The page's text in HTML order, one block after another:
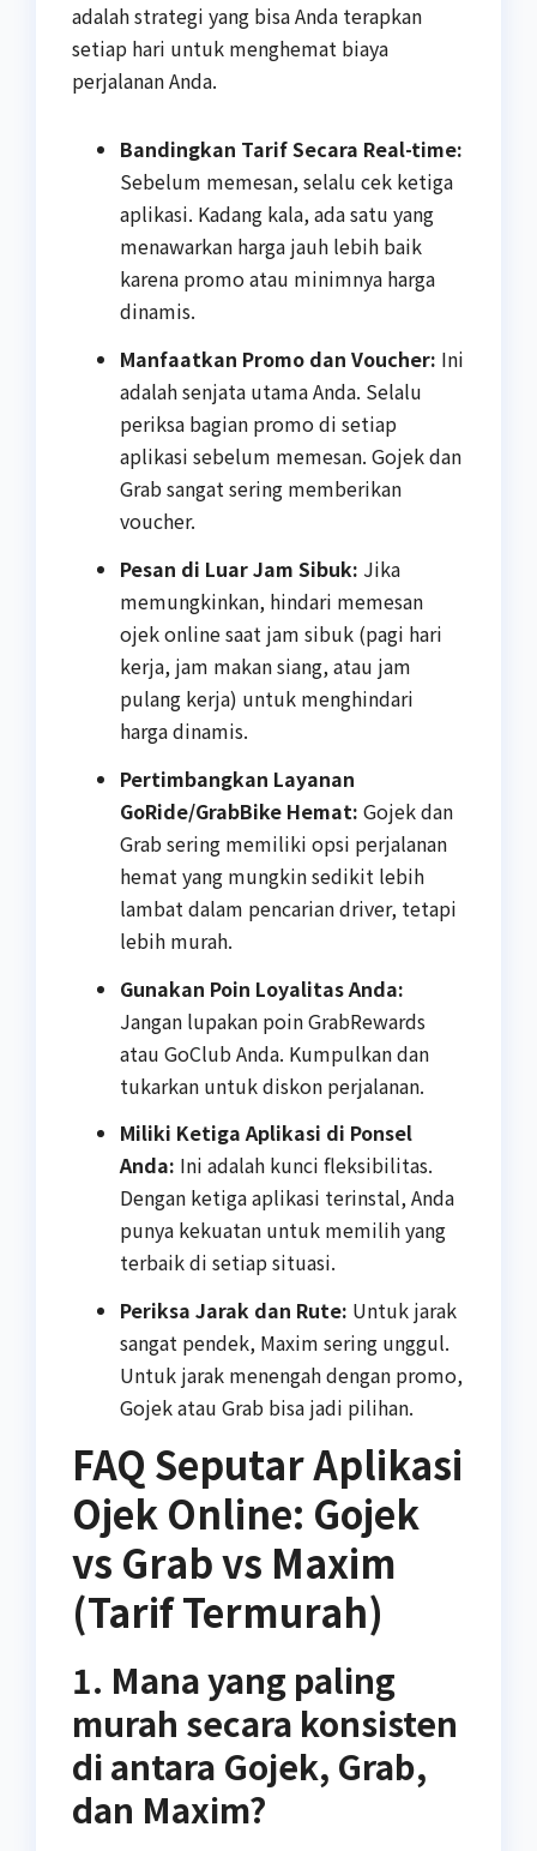
adalah strategi yang bisa Anda terapkan
setiap hari untuk menghemat biaya
perjalanan Anda.
Bandingkan Tarif Secara Real-time:
Sebelum memesan, selalu cek ketiga
aplikasi. Kadang kala, ada satu yang
menawarkan harga jauh lebih baik
karena promo atau minimnya harga
dinamis.
Manfaatkan Promo dan Voucher: Ini
adalah senjata utama Anda. Selalu
periksa bagian promo di setiap
aplikasi sebelum memesan. Gojek dan
Grab sangat sering memberikan
voucher.
Pesan di Luar Jam Sibuk: Jika
memungkinkan, hindari memesan
ojek online saat jam sibuk (pagi hari
kerja, jam makan siang, atau jam
pulang kerja) untuk menghindari
harga dinamis.
Pertimbangkan Layanan
GoRide/GrabBike Hemat: Gojek dan
Grab sering memiliki opsi perjalanan
hemat yang mungkin sedikit lebih
lambat dalam pencarian driver, tetapi
lebih murah.
Gunakan Poin Loyalitas Anda:
Jangan lupakan poin GrabRewards
atau GoClub Anda. Kumpulkan dan
tukarkan untuk diskon perjalanan.
Miliki Ketiga Aplikasi di Ponsel
Anda: Ini adalah kunci fleksibilitas.
Dengan ketiga aplikasi terinstal, Anda
punya kekuatan untuk memilih yang
terbaik di setiap situasi.
Periksa Jarak dan Rute: Untuk jarak
sangat pendek, Maxim sering unggul.
Untuk jarak menengah dengan promo,
Gojek atau Grab bisa jadi pilihan.
FAQ Seputar Aplikasi
Ojek Online: Gojek
vs Grab vs Maxim
(Tarif Termurah)
1. Mana yang paling
murah secara konsisten
di antara Gojek, Grab,
dan Maxim?